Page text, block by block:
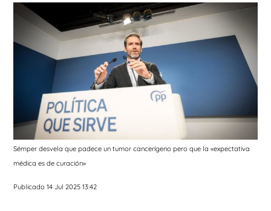
Sémper desvela que padece un tumor cancerígeno pero que la «expectativa
médica es de curación»
Publicado 14 Jul 2025 13:42